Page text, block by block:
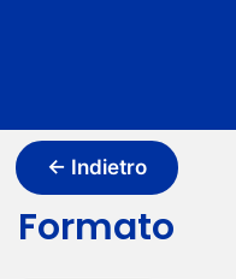
← Indietro
Formato